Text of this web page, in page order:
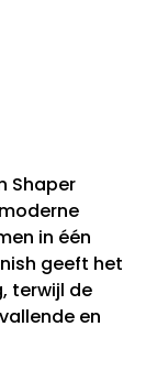
Shaper
in één
geeft het
terwijl de
en